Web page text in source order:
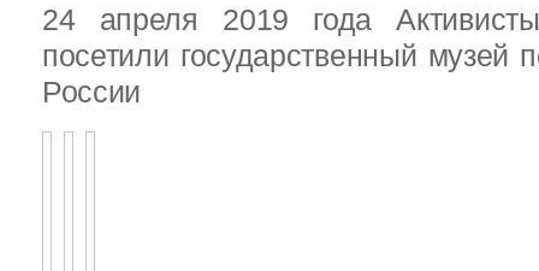
24 апреля 2019 года
посетили государственный музей
России